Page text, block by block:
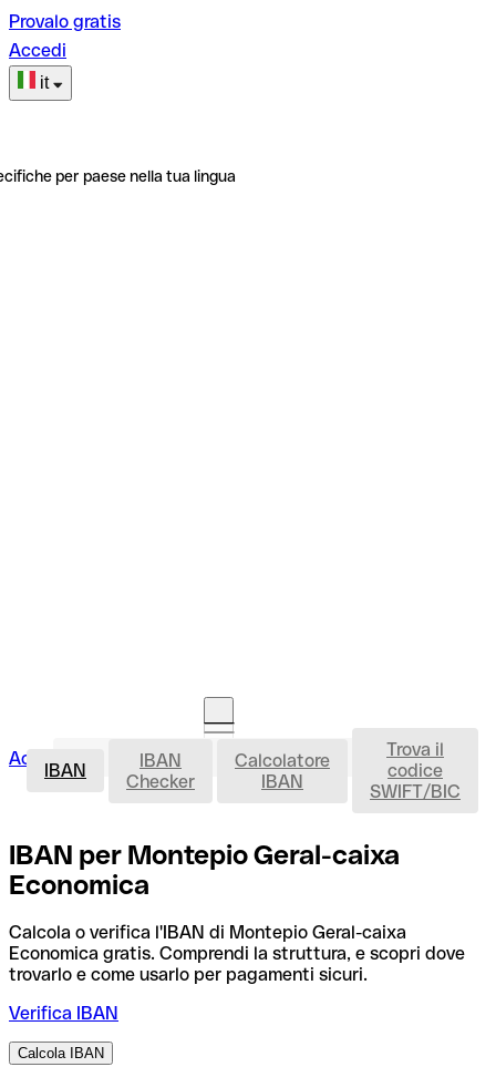
Provalo gratis
Accedi
it
per paese nella tua lingua
Accedi Avvia la procedura IBAN
IBAN
IBAN
Checker
Calcolatore
IBAN
Trova il
codice
SWIFT/BIC
IBAN per Montepio Geral-caixa
Economica
Calcola o verifica l'IBAN di Montepio Geral-caixa
Economica gratis. Comprendi la struttura, e scopri dove
trovarlo e come usarlo per pagamenti sicuri.
Verifica IBAN
Calcola IBAN